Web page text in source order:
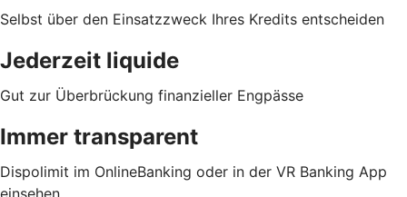
Selbst über den Einsatzzweck Ihres Kredits entscheiden
Jederzeit liquide
Gut zur Überbrückung finanzieller Engpässe
Immer transparent
Dispolimit im OnlineBanking oder in der VR Banking App
einsehen